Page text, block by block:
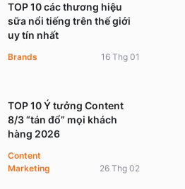
TOP 10 các thương hiệu
sữa nổi tiếng trên thế giới
uy tín nhất
Brands 16 Thg 01
TOP 10 Ý tưởng Content
8/3 “tán đổ” mọi khách
hàng 2026
Content
Marketing
26 Thg 02